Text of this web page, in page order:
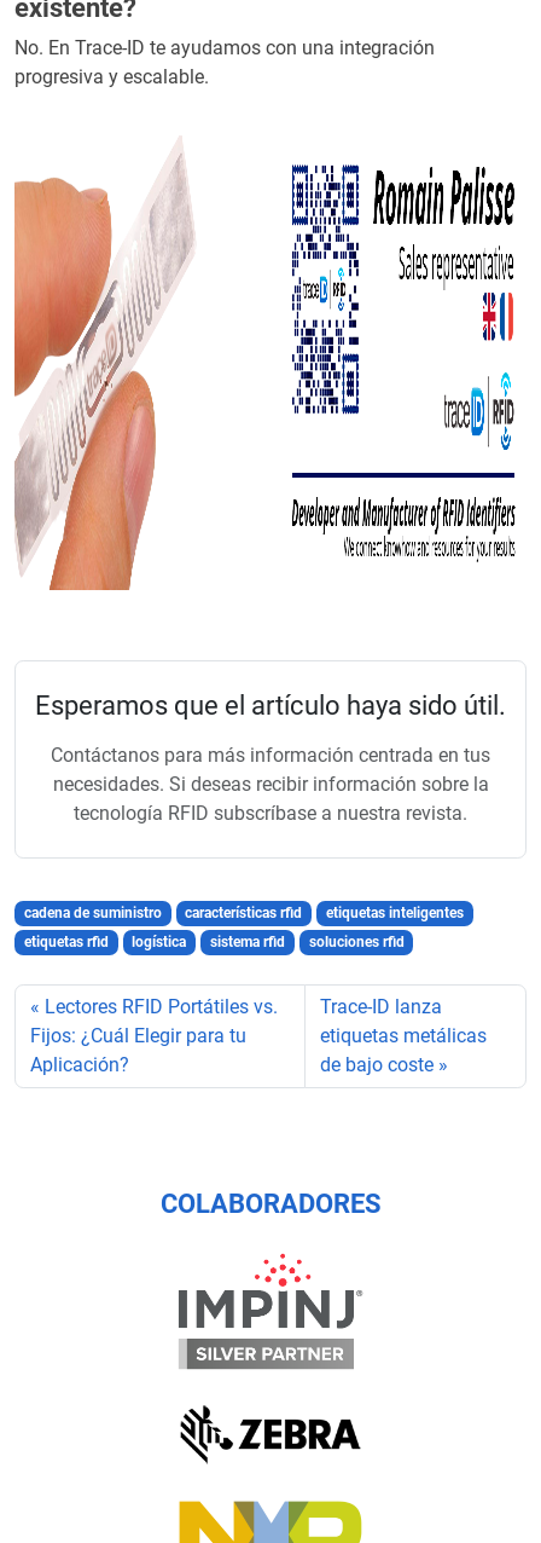
existente?
No. En Trace-ID te ayudamos con una integración
progresiva y escalable.
Esperamos que el artículo haya sido útil.
Contáctanos para más información centrada en tus
necesidades. Si deseas recibir información sobre la
tecnología RFID subscríbase a nuestra revista.
cadena de suministro características rfid
etiquetas inteligentes
etiquetas rfid
logística sistema rfid soluciones rfid
Lectores RFID Portátiles vs.
Fijos: ¿Cuál Elegir para tu
Aplicación?
Trace-ID lanza
etiquetas metálicas
de bajo coste
COLABORADORES